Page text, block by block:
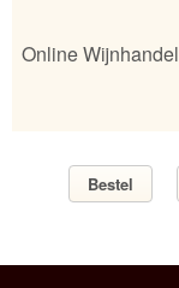
Online Wijnhandel
Bestel